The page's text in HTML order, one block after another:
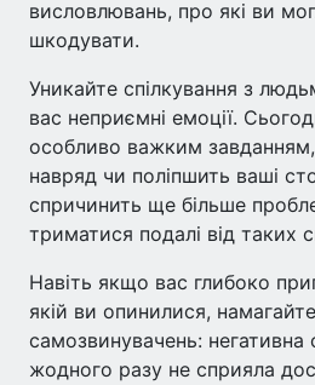
висловлювань, про які ви
шкодувати.
Уникайте спілкування з
вас неприємні емоції.
особливо важким завданням,
навряд чи поліпшить ваші
спричинить ще більше
триматися подалі від таких
Навіть якщо вас глибоко
якій ви опинилися,
самозвинувачень:
жодного разу не сприяла